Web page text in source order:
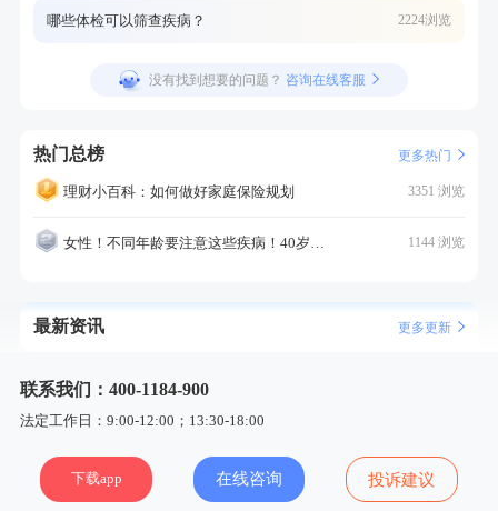
哪些体检可以筛查疾病？ 2224浏览
没有找到想要的问题？ 咨询在线客服
热门总榜 更多热门
理财小百科：如何做好家庭保险规划 3351 浏览
女性！不同年龄要注意这些疾病！40岁的这个疾病最需要注意！ 1144 浏览
最新资讯 更多更新
联系我们：400-1184-900
法定工作日：9:00-12:00；13:30-18:00
下载app 在线咨询 投诉建议